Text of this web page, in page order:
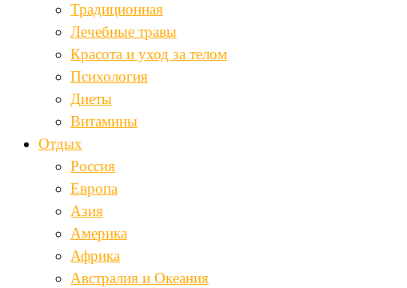
Традиционная
Лечебные травы
Красота и уход за телом
Психология
Диеты
Витамины
Отдых
Россия
Европа
Азия
Америка
Африка
Австралия и Океания